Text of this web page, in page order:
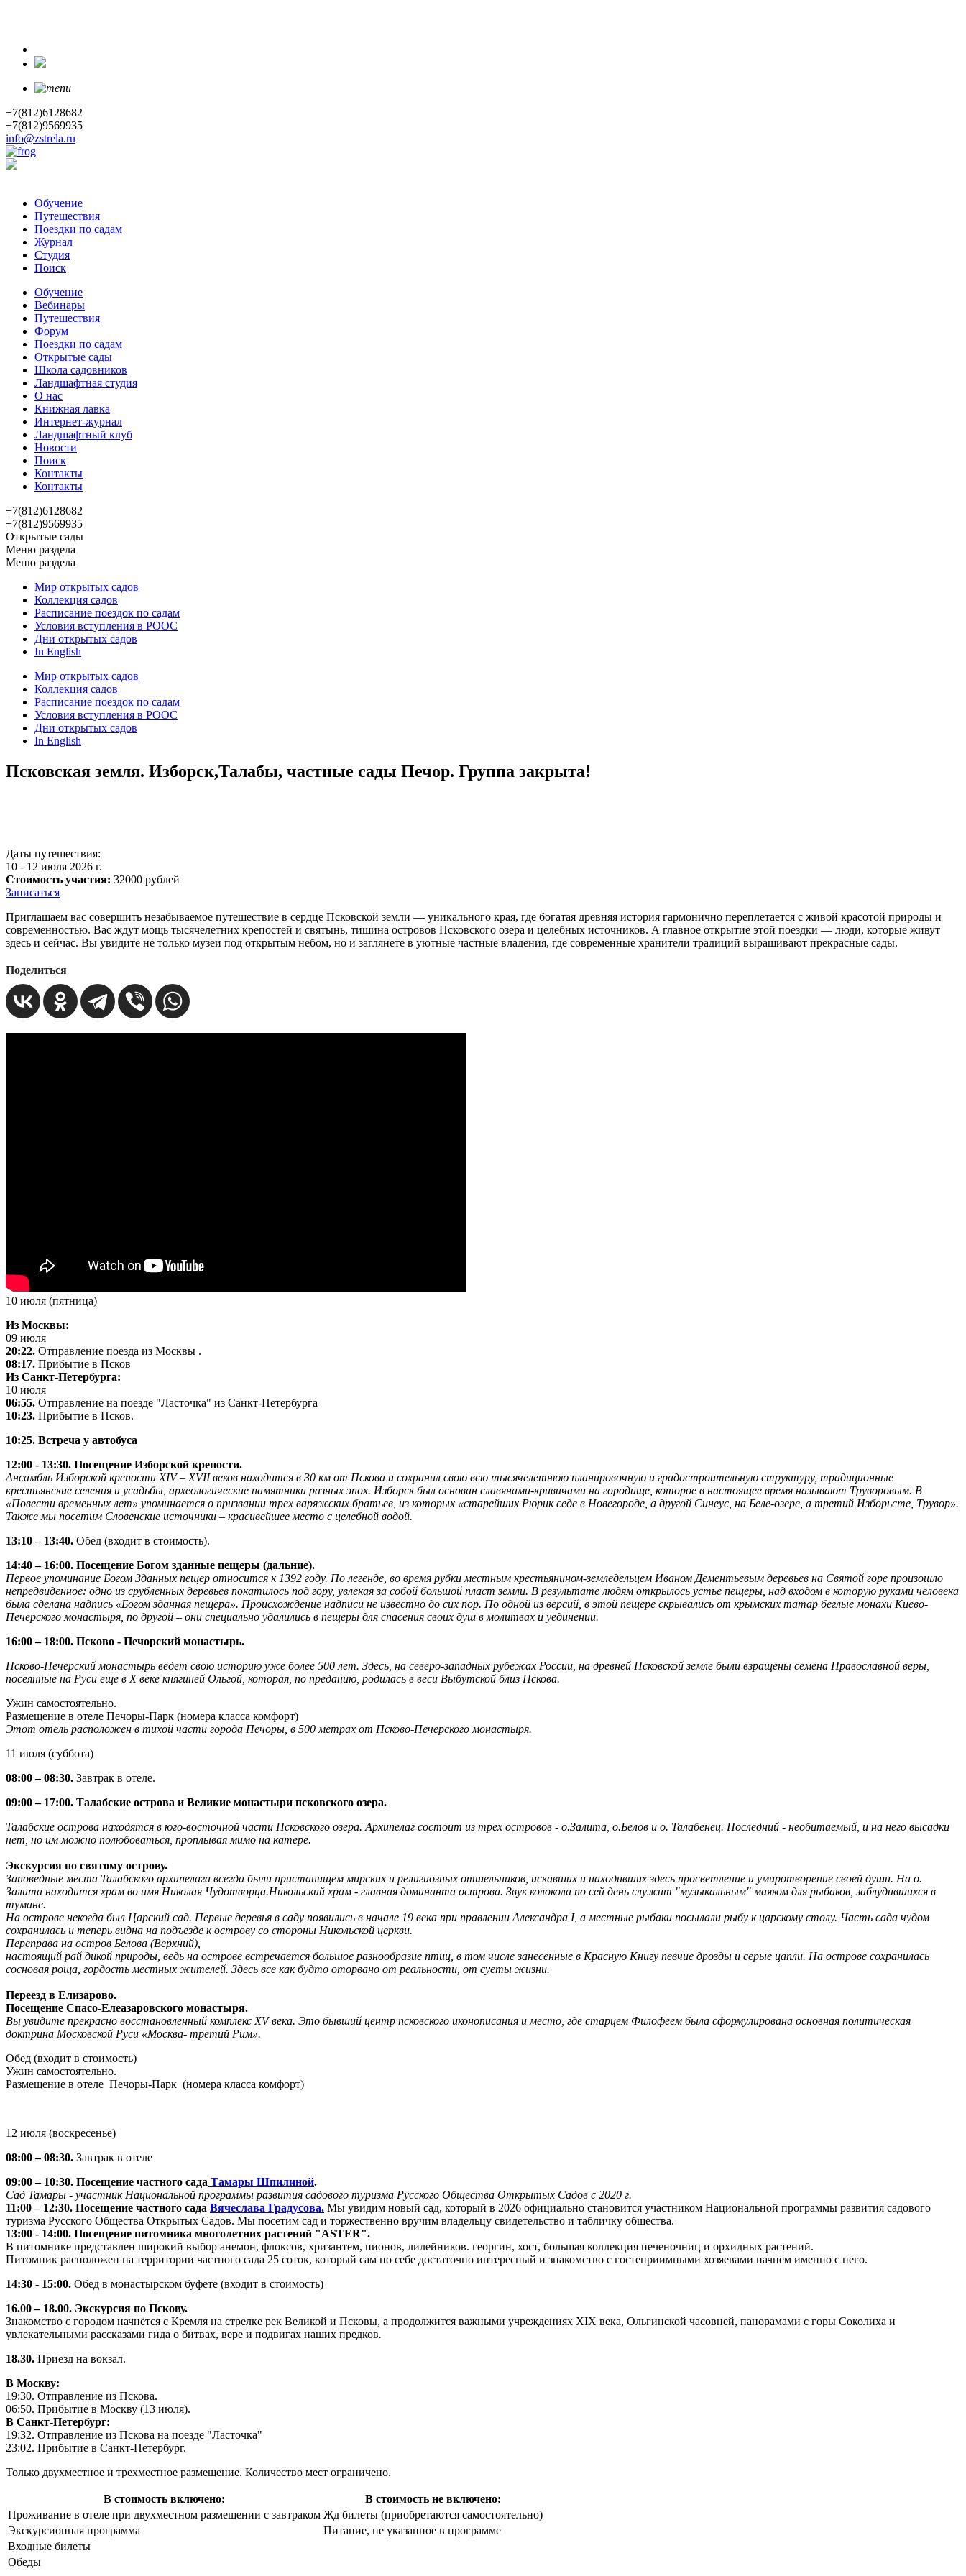
+7(812)6128682
+7(812)9569935
info@zstrela.ru
Обучение
Путешествия
Поездки по садам
Журнал
Студия
Поиск
Обучение
Вебинары
Путешествия
Форум
Поездки по садам
Открытые сады
Школа садовников
Ландшафтная студия
О нас
Книжная лавка
Интернет-журнал
Ландшафтный клуб
Новости
Поиск
Контакты
Контакты
+7(812)6128682
+7(812)9569935
Открытые сады
Меню раздела
Меню раздела
Мир открытых садов
Коллекция садов
Расписание поездок по садам
Условия вступления в РООС
Дни открытых садов
In English
Мир открытых садов
Коллекция садов
Расписание поездок по садам
Условия вступления в РООС
Дни открытых садов
In English
Псковская земля. Изборск,Талабы, частные сады Печор. Группа закрыта!
Даты путешествия:
10 - 12 июля 2026 г.
Стоимость участия: 32000 рублей
Записаться
Приглашаем вас совершить незабываемое путешествие в сердце Псковской земли — уникального края, где богатая древняя история гармонично переплетается с живой красотой природы и
современностью. Вас ждут мощь тысячелетних крепостей и святынь, тишина островов Псковского озера и целебных источников. А главное открытие этой поездки — люди, которые живут
здесь и сейчас. Вы увидите не только музеи под открытым небом, но и заглянете в уютные частные владения, где современные хранители традиций выращивают прекрасные сады.
Поделиться
10 июля (пятница)
Из Москвы:
09 июля
20:22. Отправление поезда из Москвы .
08:17. Прибытие в Псков
Из Санкт-Петербурга:
10 июля
06:55. Отправление на поезде "Ласточка" из Санкт-Петербурга
10:23. Прибытие в Псков.
10:25. Встреча у автобуса
12:00 - 13:30. Посещение Изборской крепости.
Ансамбль Изборской крепости XIV – XVII веков находится в 30 км от Пскова и сохранил свою всю тысячелетнюю планировочную и градостроительную структуру, традиционные
крестьянские селения и усадьбы, археологические памятники разных эпох. Изборск был основан славянами-кривичами на городище, которое в настоящее время называют Труворовым. В
«Повести временных лет» упоминается о призвании трех варяжских братьев, из которых «старейших Рюрик седе в Новегороде, а другой Синеус, на Беле-озере, а третий Изборьсте, Трувор».
Также мы посетим Словенские источники – красивейшее место с целебной водой.
13:10 – 13:40. Обед (входит в стоимость).
14:40 – 16:00. Посещение Богом зданные пещеры (дальние).
Первое упоминание Богом Зданных пещер относится к 1392 году. По легенде, во время рубки местным крестьянином-земледельцем Иваном Дементьевым деревьев на Святой горе произошло
непредвиденное: одно из срубленных деревьев покатилось под гору, увлекая за собой большой пласт земли. В результате людям открылось устье пещеры, над входом в которую руками человека
была сделана надпись «Богом зданная пещера». Происхождение надписи не известно до сих пор. По одной из версий, в этой пещере скрывались от крымских татар беглые монахи Киево-
Печерского монастыря, по другой – они специально удалились в пещеры для спасения своих душ в молитвах и уединении.
16:00 – 18:00. Псково - Печорский монастырь.
Псково‑Печерский монастырь ведет свою историю уже более 500 лет. Здесь, на северо‑западных рубежах России, на древней Псковской земле были взращены семена Православной веры,
посеянные на Руси еще в Х веке княгиней Ольгой, которая, по преданию, родилась в веси Выбутской близ Пскова.
Ужин самостоятельно.
Размещение в отеле Печоры-Парк (номера класса комфорт)
Этот отель расположен в тихой части города Печоры, в 500 метрах от Псково-Печерского монастыря.
11 июля (суббота)
08:00 – 08:30. Завтрак в отеле.
09:00 – 17:00. Талабские острова и Великие монастыри псковского озера.
Талабские острова находятся в юго-восточной части Псковского озера. Архипелаг состоит из трех островов - о.Залита, о.Белов и о. Талабенец. Последний - необитаемый, и на него высадки
нет, но им можно полюбоваться, проплывая мимо на катере.
Экскурсия по святому острову.
Заповедные места Талабского архипелага всегда были пристанищем мирских и религиозных отшельников, искавших и находивших здесь просветление и умиротворение своей души. На о.
Залита находится храм во имя Николая Чудотворца.Никольский храм - главная доминанта острова. Звук колокола по сей день служит "музыкальным" маяком для рыбаков, заблудившихся в
тумане.
На острове некогда был Царский сад. Первые деревья в саду появились в начале 19 века при правлении Александра I, а местные рыбаки посылали рыбу к царскому столу. Часть сада чудом
сохранилась и теперь видна на подъезде к острову со стороны Никольской церкви.
Переправа на остров Белова (Верхний),
настоящий рай дикой природы, ведь на острове встречается большое разнообразие птиц, в том числе занесенные в Красную Книгу певчие дрозды и серые цапли. На острове сохранилась
сосновая роща, гордость местных жителей. Здесь все как будто оторвано от реальности, от суеты жизни.
Переезд в Елизарово.
Посещение Спасо-Елеазаровского монастыря.
Вы увидите прекрасно восстановленный комплекс XV века. Это бывший центр псковского иконописания и место, где старцем Филофеем была сформулирована основная политическая
доктрина Московской Руси «Москва- третий Рим».
Обед (входит в стоимость)
Ужин самостоятельно.
Размещение в отеле Печоры-Парк (номера класса комфорт)
12 июля (воскресенье)
08:00 – 08:30. Завтрак в отеле
09:00 – 10:30. Посещение частного сада Тамары Шпилиной.
Сад Тамары - участник Национальной программы развития садового туризма Русского Общества Открытых Садов с 2020 г.
11:00 – 12:30. Посещение частного сада Вячеслава Градусова. Мы увидим новый сад, который в 2026 официально становится участником Национальной программы развития садового
туризма Русского Общества Открытых Садов. Мы посетим сад и торжественно вручим владельцу свидетельство и табличку общества.
13:00 - 14:00. Посещение питомника многолетних растений "ASTER".
В питомнике представлен широкий выбор анемон, флоксов, хризантем, пионов, лилейников. георгин, хост, большая коллекция печеночниц и орхидных растений.
Питомник расположен на территории частного сада 25 соток, который сам по себе достаточно интересный и знакомство с гостеприимными хозяевами начнем именно с него.
14:30 - 15:00. Обед в монастырском буфете (входит в стоимость)
16.00 – 18.00. Экскурсия по Пскову.
Знакомство с городом начнётся с Кремля на стрелке рек Великой и Псковы, а продолжится важными учреждениях XIX века, Ольгинской часовней, панорамами с горы Соколиха и
увлекательными рассказами гида о битвах, вере и подвигах наших предков.
18.30. Приезд на вокзал.
В Москву:
19:30. Отправление из Пскова.
06:50. Прибытие в Москву (13 июля).
В Санкт-Петербург:
19:32. Отправление из Пскова на поезде "Ласточка"
23:02. Прибытие в Санкт-Петербург.
Только двухместное и трехместное размещение. Количество мест ограничено.
В стоимость включено:
В стоимость не включено:
Проживание в отеле при двухместном размещении с завтраком Жд билеты (приобретаются самостоятельно)
Экскурсионная программа
Питание, не указанное в программе
Входные билеты
Обеды